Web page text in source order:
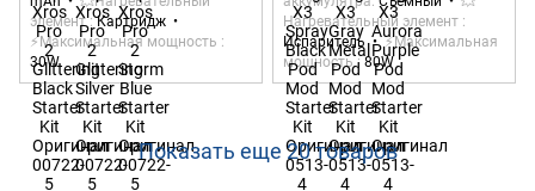
элемент Картридж
⚡Максимальная мощность
30W
Нагревательный элемент
Испаритель
⚡Максимальная
мощность 80W
Показать еще 20 товаров